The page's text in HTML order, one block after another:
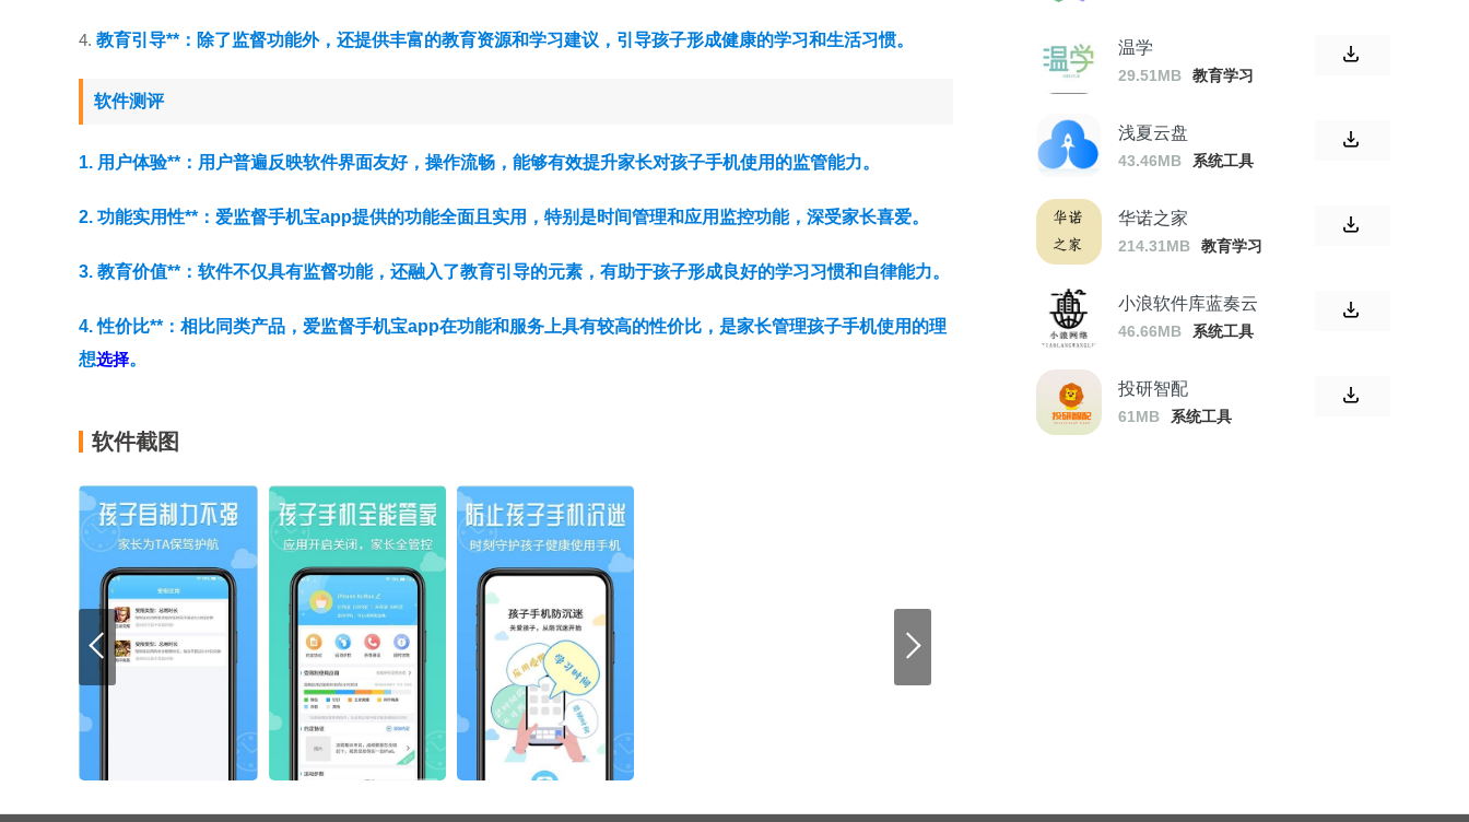
4. 教育引导**：除了监督功能外，还提供丰富的教育资源和学习建议，引导孩子形成健康的学习和生活习惯。
软件测评
1. 用户体验**：用户普遍反映软件界面友好，操作流畅，能够有效提升家长对孩子手机使用的监管能力。
2. 功能实用性**：爱监督手机宝app提供的功能全面且实用，特别是时间管理和应用监控功能，深受家长喜爱。
3. 教育价值**：软件不仅具有监督功能，还融入了教育引导的元素，有助于孩子形成良好的学习习惯和自律能力。
4.性价比**：相比同类产品，爱监督手机宝app在功能和服务上具有较高的性价比，是家长管理孩子手机使用的理
想选择。
软件截图
温学
29.51MB 教育学习
浅夏云盘
43.46MB 系统工具
华诺之家
214.31MB 教育学习
小浪软件库蓝奏云
46.66MB 系统工具
投研智配
61MB 系统工具